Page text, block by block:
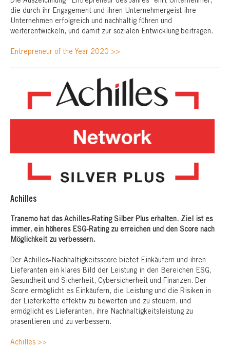
die durch ihr Engagement und ihren Unternehmergeist ihre
Unternehmen erfolgreich und nachhaltig führen und
weiterentwickeln, und damit zur sozialen Entwicklung beitragen.
Entrepreneur of the Year 2020 >>
Achilles
Tranemo hat das Achilles-Rating Silber Plus erhalten. Ziel ist es
immer, ein höheres ESG-Rating zu erreichen und den Score nach
Möglichkeit zu verbessern.
Der Achilles-Nachhaltigkeitsscore bietet Einkäufern und ihren
Lieferanten ein klares Bild der Leistung in den Bereichen ESG,
Gesundheit und Sicherheit, Cybersicherheit und Finanzen. Der
Score ermöglicht es Einkäufern, die Leistung und die Risiken in
der Lieferkette effektiv zu bewerten und zu steuern, und
ermöglicht es Lieferanten, ihre Nachhaltigkeitsleistung zu
präsentieren und zu verbessern.
Achilles >>